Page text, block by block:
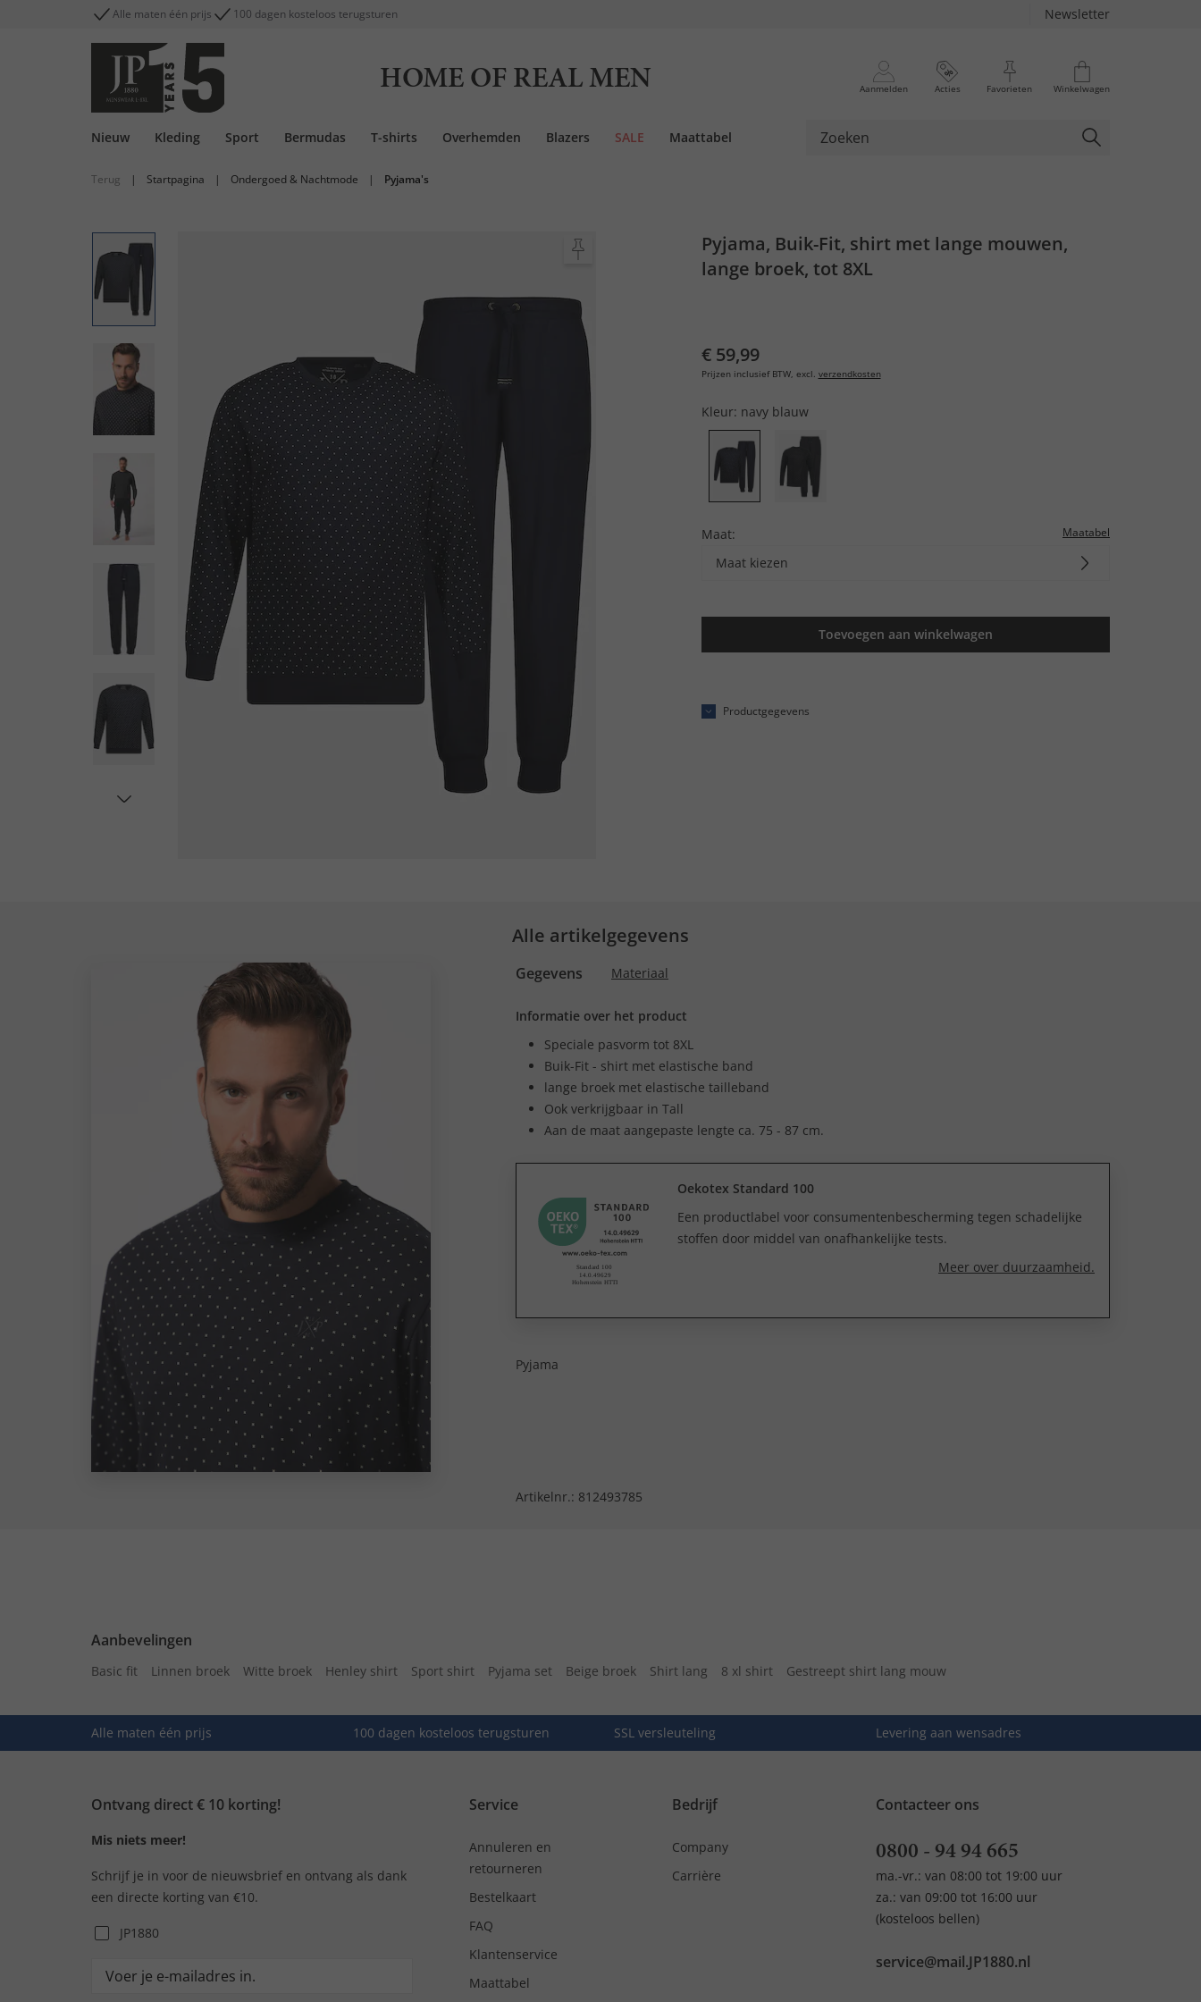
Alle maten één prijs 100 dagen kosteloos terugsturen Newsletter
HOME OF REAL MEN Aanmelden Acties Favorieten Winkelwagen
Nieuw Kleding Sport Bermudas T-shirts Overhemden Blazers SALE Maattabel
Terug | Startpagina | Ondergoed & Nachtmode | Pyjama's
Pyjama, Buik-Fit, shirt met lange mouwen,
lange broek, tot 8XL
€ 59,99
Prijzen inclusief BTW, excl. verzendkosten
Kleur: navy blauw
Maat: Maatabel
Maat kiezen
Toevoegen aan winkelwagen
Productgegevens
Alle artikelgegevens
Gegevens Materiaal
Informatie over het product
Speciale pasvorm tot 8XL
Buik-Fit - shirt met elastische band
lange broek met elastische tailleband
Ook verkrijgbaar in Tall
Aan de maat aangepaste lengte ca. 75 - 87 cm.
Oekotex Standard 100
Een productlabel voor consumentenbescherming tegen schadelijke
stoffen door middel van onafhankelijke tests.
Meer over duurzaamheid.
Pyjama
Artikelnr.: 812493785
Aanbevelingen
Basic fit Linnen broek Witte broek Henley shirt Sport shirt Pyjama set Beige broek Shirt lang 8 xl shirt Gestreept shirt lang mouw
Alle maten één prijs 100 dagen kosteloos terugsturen SSL versleuteling Levering aan wensadres
Ontvang direct € 10 korting!
Mis niets meer!
Schrijf je in voor de nieuwsbrief en ontvang als dank
een directe korting van €10.
JP1880
Service
Annuleren en
retourneren
Bestelkaart
FAQ
Klantenservice
Maattabel
Bedrijf
Company
Carrière
Contacteer ons
0800 - 94 94 665
ma.-vr.: van 08:00 tot 19:00 uur
za.: van 09:00 tot 16:00 uur
(kosteloos bellen)
service@mail.JP1880.nl